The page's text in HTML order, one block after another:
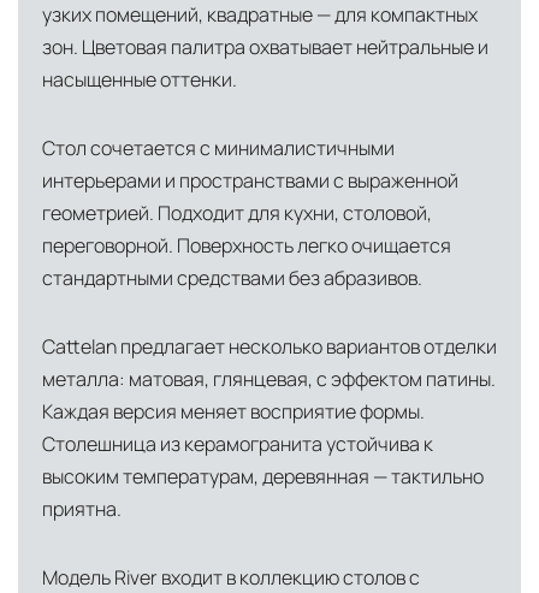
узких помещений, квадратные — для компактных
зон. Цветовая палитра охватывает нейтральные и
насыщенные оттенки.
Стол сочетается с минималистичными
интерьерами и пространствами с выраженной
геометрией. Подходит для кухни, столовой,
переговорной. Поверхность легко очищается
стандартными средствами без абразивов.
Cattelan предлагает несколько вариантов отделки
металла: матовая, глянцевая, с эффектом патины.
Каждая версия меняет восприятие формы.
Столешница из керамогранита устойчива к
высоким температурам, деревянная — тактильно
приятна.
Модель River входит в коллекцию столов с